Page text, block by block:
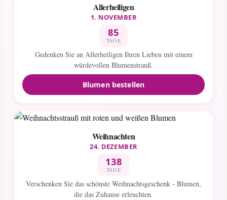
Allerheiligen
1. NOVEMBER
85
TAGE
Gedenken Sie an Allerheiligen Ihren Lieben mit einem
würdevollen Blumenstrauß.
Blumen bestellen
Weihnachten
24. DEZEMBER
138
TAGE
Verschenken Sie das schönste Weihnachtsgeschenk - Blumen,
die das Zuhause erleuchten.